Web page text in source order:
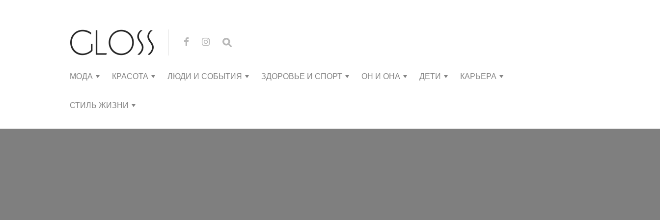
МОДА КРАСОТА ЛЮДИ И СОБЫТИЯ ЗДОРОВЬЕ И СПОРТ ОН И ОНА ДЕТИ КАРЬЕРА
СТИЛЬ ЖИЗНИ